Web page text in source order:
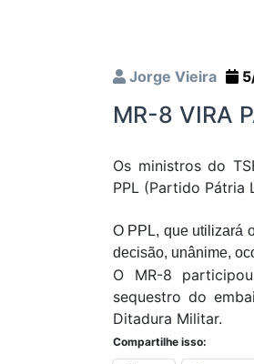
Jorge Vieira
MR-8 VIRA
Os ministros do
PPL (Partido
O PPL, que utilizará
decisão, unânime,
O MR-8
sequestro do
Ditadura Militar.
Compartilhe isso: